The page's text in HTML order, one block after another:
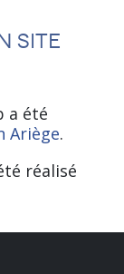
site
a été
Ariège.
réalisé